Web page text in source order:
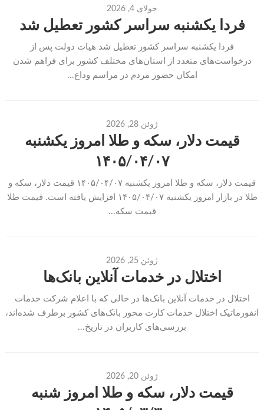
جولای 4, 2026
فردا یکشنبه سراسر کشور تعطیل شد
فردا یکشنبه سراسر کشور تعطیل شد هیات دولت پس از
درخواست‌های متعدد از استان‌های مختلف کشور برای فراهم شدن
امکان حضور مردم در مراسم وداع...
ژوئن 28, 2026
قیمت دلار، سکه و طلا امروز یکشنبه
۱۴۰۵/۰۴/۰۷
قیمت دلار، سکه و طلا امروز یکشنبه ۱۴۰۵/۰۴/۰۷ قیمت دلار، سکه و
طلا در بازار امروز یکشنبه ۱۴۰۵/۰۴/۰۷ افزایش یافته است. قیمت طلا
قیمت سکه...
ژوئن 25, 2026
اختلال در خدمات آنلاین بانک‌ها
اختلال در خدمات آنلاین بانک‌ها در حالی که با اعلام شرکت خدمات
انفورماتیک اختلال خدمات کارت محور بانک‌های کشور برطرف شده‌اند،
بررسی‌های کاربران در تاریخ...
ژوئن 20, 2026
قیمت دلار، سکه و طلا امروز شنبه